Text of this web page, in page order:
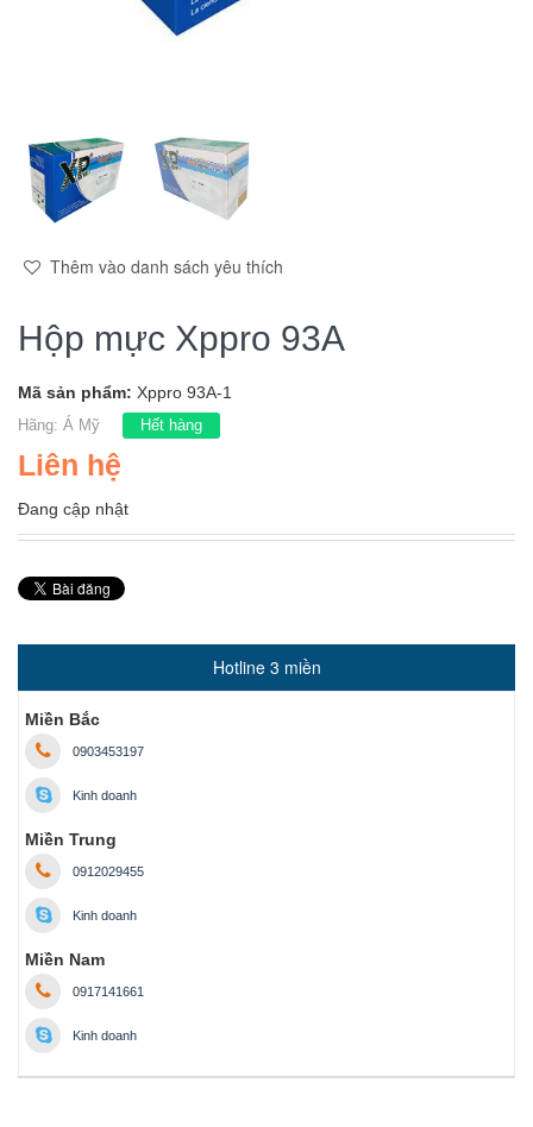
Thêm vào danh sách yêu thích
Hộp mực Xppro 93A
Mã sản phẩm: Xppro 93A-1
Hãng: Á Mỹ Hết hàng
Liên hệ
Đang cập nhật
Hotline 3 miền
Miền Bắc
0903453197
Kinh doanh
Miền Trung
0912029455
Kinh doanh
Miền Nam
0917141661
Kinh doanh